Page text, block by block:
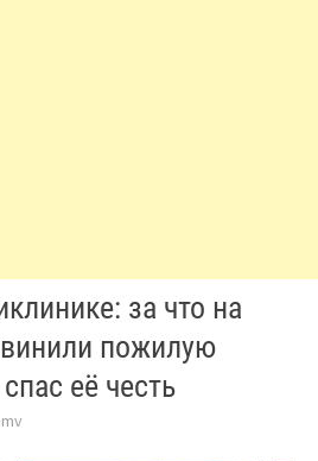
за что на
пожилую
её честь